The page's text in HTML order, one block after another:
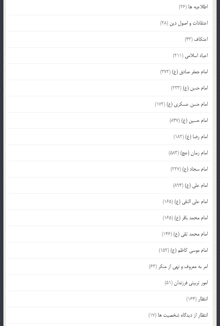
اطلاعیه ها (26)
اعتقادات و اصول دین (28)
اعتکاف (43)
اعیاد اسلامی (211)
امام جعفر صادق (ع)(372)
امام حسن (ع)(233)
امام حسن عسکری (ع)(172)
امام حسین (ع)(847)
امام رضا (ع)(182)
امام زمان (عج)(583)
امام سجاد (ع)(227)
امام علی (ع)(894)
امام علی النقی (ع)(165)
امام محمد باقر (ع)(165)
امام محمد تقی (ع)(146)
امام موسی کاظم (ع)(152)
امر به معروف و نهی از منکر (63)
امور تربیتی فرزندان(51)
انتظار (164)
انتظار از دیدگاه شخصیت ها (17)